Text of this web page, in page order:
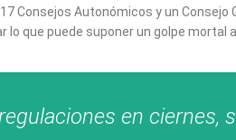
Consejos Autonómicos y un
que puede suponer un golpe mortal
en ciernes,